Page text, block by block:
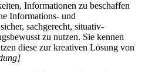
Informationen zu beschaffen
Informations- und
sachgerecht, situativ-
zu nutzen. Sie kennen
diese zur kreativen Lösung von